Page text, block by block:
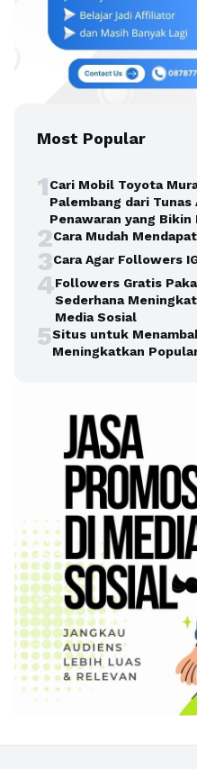
Most Popular
1Cari Mobil Toyota
Palembang dari Tunas
Penawaran yang Bikin
2Cara Mudah
3Cara Agar Followers
4Followers Gratis
Sederhana
Media Sosial
5Situs untuk
Meningkatkan